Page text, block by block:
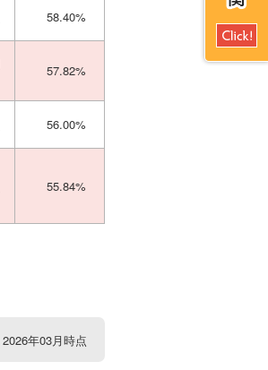
58.40%
57.82%
56.00%
55.84%
2026年03月時点